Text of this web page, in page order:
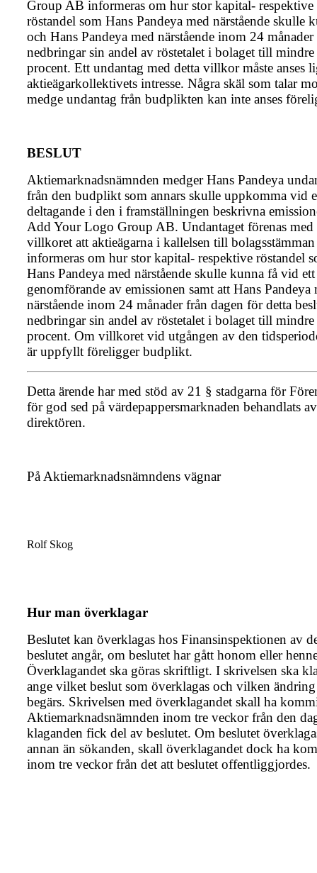
Group AB informeras om hur stor kapital- respektive
röstandel som Hans Pandeya med närstående skulle
och Hans Pandeya med närstående inom 24 månader
nedbringar sin andel av röstetalet i bolaget till
procent. Ett undantag med detta villkor måste anses
aktie­ägar­kollektivets intresse. Några skäl som talar
medge undantag från budplikten kan inte anses
BESLUT
Aktiemarknadsnämnden medger Hans Pandeya
från den budplikt som annars skulle uppkomma vid
deltagande i den i framställningen beskrivna
Add Your Logo Group AB. Undantaget förenas med
villkoret att aktieägarna i kallelsen till bolagsstämman
informeras om hur stor kapital- respektive röstandel
Hans Pandeya med närstående skulle kunna få vid ett
genomförande av emissionen samt att Hans Pandeya
närstående inom 24 månader från dagen för detta
nedbringar sin andel av röstetalet i bolaget till
procent. Om villkoret vid utgången av den
är uppfyllt föreligger budplikt.
Detta ärende har med stöd av 21 § stadgarna för
för god sed på värdepappersmarknaden behandlats av
direktören.
På Aktiemarknadsnämndens vägnar
Rolf Skog
Hur man överklagar
Beslutet kan överklagas hos Finansinspektionen av
beslutet angår, om beslutet har gått honom eller
Överklagandet ska göras skriftligt. I skrivelsen ska
ange vilket beslut som överklagas och vilken
begärs. Skrivelsen med överklagandet skall ha
Aktiemarknadsnämnden inom tre veckor från den
klaganden fick del av beslutet. Om beslutet
annan än sökanden, skall överklagandet dock ha
inom tre veckor från det att beslutet offentliggjordes.